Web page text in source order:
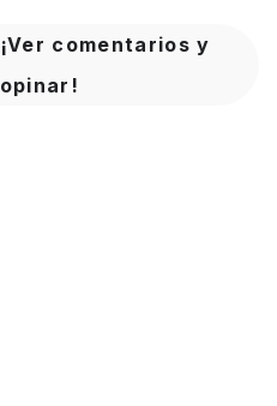
¡Ver comentarios y
opinar!